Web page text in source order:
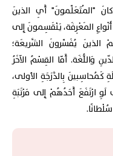
كانَ "المُتَعَلِّمونَ" أَيِ الذينَ
أَنْواعِ المَعْرِفَة، يَنْقَسِمونَ إِلى
الذينَ يُفَسِّرونَ الشَّريعَة؛
وَاللُّغَة. أَمّا القِسْمُ الآخَرُ
كَمُحاسِبينَ بِالدَّرَجَةِ الأولى،
ارْتَفَعَ أَحَدُهُمْ إِلى مَرْتَبَةِ